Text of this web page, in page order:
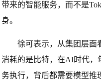
带来的智能服务，而不是
身。
徐可表示，从集团层面
消耗的是比特，在AI时代，
务执行，背后都需要模型推